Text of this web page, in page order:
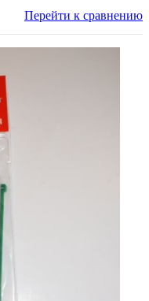
Перейти к сравнению